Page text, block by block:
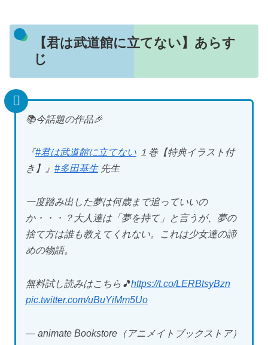
【君は武道館に立てない】あらす
じ
📚今話題の作品🎉
『#君は武道館に立てない １巻【特典イラスト付
き】』 #多田基生先生
一度踏み出した夢は何歳まで追っていいの
か・・・？大人達は「夢を持て」と言うが、夢の
捨て方は誰も教えてくれない。これは少女達の諦
めの物語。
無料試し読みはこちら🎵https://t.co/LERBtsyBzn
pic.twitter.com/uBuYiMm5Uo
— animate Bookstore（アニメイトブックストア）